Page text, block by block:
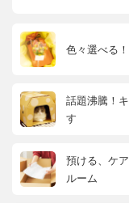
色々選べる
話題沸騰！
す
預ける、ケ
ルーム